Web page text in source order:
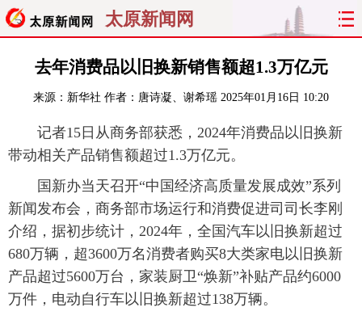
太原新闻网
首页 聚焦 太原 山西
经济 关注 文明 出行
纵横 曝光 综合 专题
旅游 理财 政务 教育
看天下 晋月读 最太原 网罗民生
太原日报 太原晚报 社区
去年消费品以旧换新销售额超1.3万亿元
来源： 新华社 作者：唐诗凝、谢希瑶 2025年01月16日 10:20
记者15日从商务部获悉，2024年消费品以旧换新
带动相关产品销售额超过1.3万亿元。
国新办当天召开“中国经济高质量发展成效”系列
新闻发布会，商务部市场运行和消费促进司司长李刚
介绍，据初步统计，2024年，全国汽车以旧换新超过
680万辆，超3600万名消费者购买8大类家电以旧换新
产品超过5600万台，家装厨卫“焕新”补贴产品约6000
万件，电动自行车以旧换新超过138万辆。